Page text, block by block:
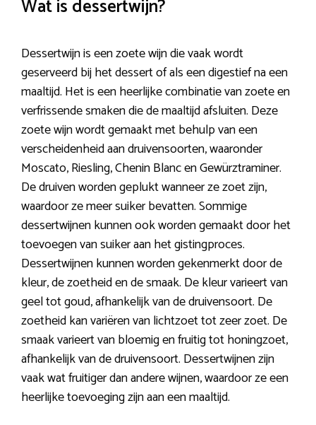
Wat is dessertwijn?
Dessertwijn is een zoete wijn die vaak wordt
geserveerd bij het dessert of als een digestief na een
maaltijd. Het is een heerlijke combinatie van zoete en
verfrissende smaken die de maaltijd afsluiten. Deze
zoete wijn wordt gemaakt met behulp van een
verscheidenheid aan druivensoorten, waaronder
Moscato, Riesling, Chenin Blanc en Gewürztraminer.
De druiven worden geplukt wanneer ze zoet zijn,
waardoor ze meer suiker bevatten. Sommige
dessertwijnen kunnen ook worden gemaakt door het
toevoegen van suiker aan het gistingproces.
Dessertwijnen kunnen worden gekenmerkt door de
kleur, de zoetheid en de smaak. De kleur varieert van
geel tot goud, afhankelijk van de druivensoort. De
zoetheid kan variëren van lichtzoet tot zeer zoet. De
smaak varieert van bloemig en fruitig tot honingzoet,
afhankelijk van de druivensoort. Dessertwijnen zijn
vaak wat fruitiger dan andere wijnen, waardoor ze een
heerlijke toevoeging zijn aan een maaltijd.